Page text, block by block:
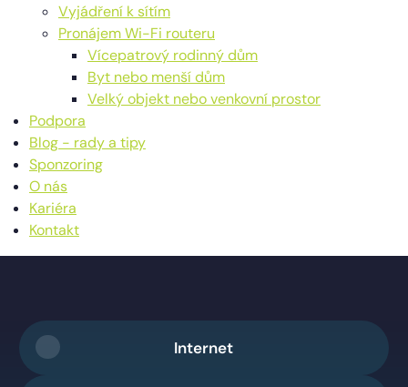
Vyjádření k sítím
Pronájem Wi-Fi routeru
Vícepatrový rodinný dům
Byt nebo menší dům
Velký objekt nebo venkovní prostor
Podpora
Blog - rady a tipy
Sponzoring
O nás
Kariéra
Kontakt
Internet